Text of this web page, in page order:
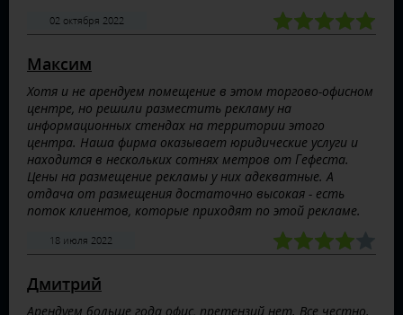
02 октября 2022
Максим
Хотя и не арендуем помещение в этом торгово-офисном
центре, но решили разместить рекламу на
информационных стендах на территории этого
центра. Наша фирма оказывает юридические услуги и
находится в нескольких сотнях метров от Гефеста.
Цены на размещение рекламы у них адекватные. А
отдача от размещения достаточно высокая - есть
поток клиентов, которые приходят по этой рекламе.
18 июля 2022
Дмитрий
Арендуем больше года офис, претензий нет. Все честно.